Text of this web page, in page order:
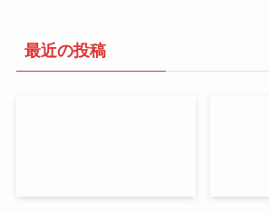
最近の投稿